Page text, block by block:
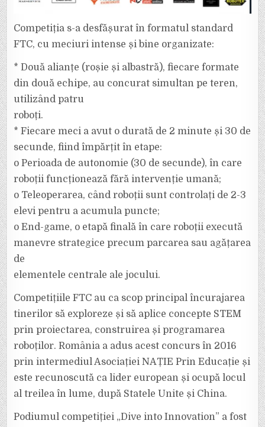
Competiția s-a desfășurat în formatul standard
FTC, cu meciuri intense și bine organizate:
* Două alianțe (roșie și albastră), fiecare formate
din două echipe, au concurat simultan pe teren,
utilizând patru
roboți.
* Fiecare meci a avut o durată de 2 minute și 30 de
secunde, fiind împărțit în etape:
o Perioada de autonomie (30 de secunde), în care
roboții funcționează fără intervenție umană;
o Teleoperarea, când roboții sunt controlați de 2-3
elevi pentru a acumula puncte;
o End-game, o etapă finală în care roboții execută
manevre strategice precum parcarea sau agățarea
de
elementele centrale ale jocului.
Competițiile FTC au ca scop principal încurajarea
tinerilor să exploreze și să aplice concepte STEM
prin proiectarea, construirea și programarea
roboților. România a adus acest concurs în 2016
prin intermediul Asociației NAȚIE Prin Educație și
este recunoscută ca lider european și ocupă locul
al treilea în lume, după Statele Unite și China.
Podiumul competiției „Dive into Innovation” a fost